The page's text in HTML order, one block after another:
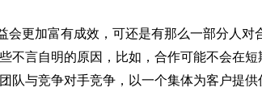
会更加富有成效，可还是有那么一部分人对
不言自明的原因，比如，合作可能不会在
队与竞争对手竞争，以一个集体为客户提